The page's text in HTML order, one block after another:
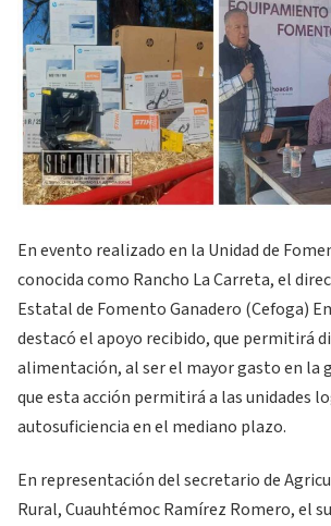
En evento realizado en la Unidad de
conocida como Rancho La Carreta, el
Estatal de Fomento Ganadero (Cefoga)
destacó el apoyo recibido, que permitirá
alimentación, al ser el mayor gasto en la
que esta acción permitirá a las unidades
autosuficiencia en el mediano plazo.
En representación del secretario de
Rural, Cuauhtémoc Ramírez Romero, el